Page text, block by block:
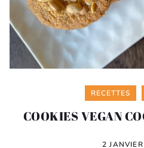
Categories
RECETTES
COOKIES VEGAN
2